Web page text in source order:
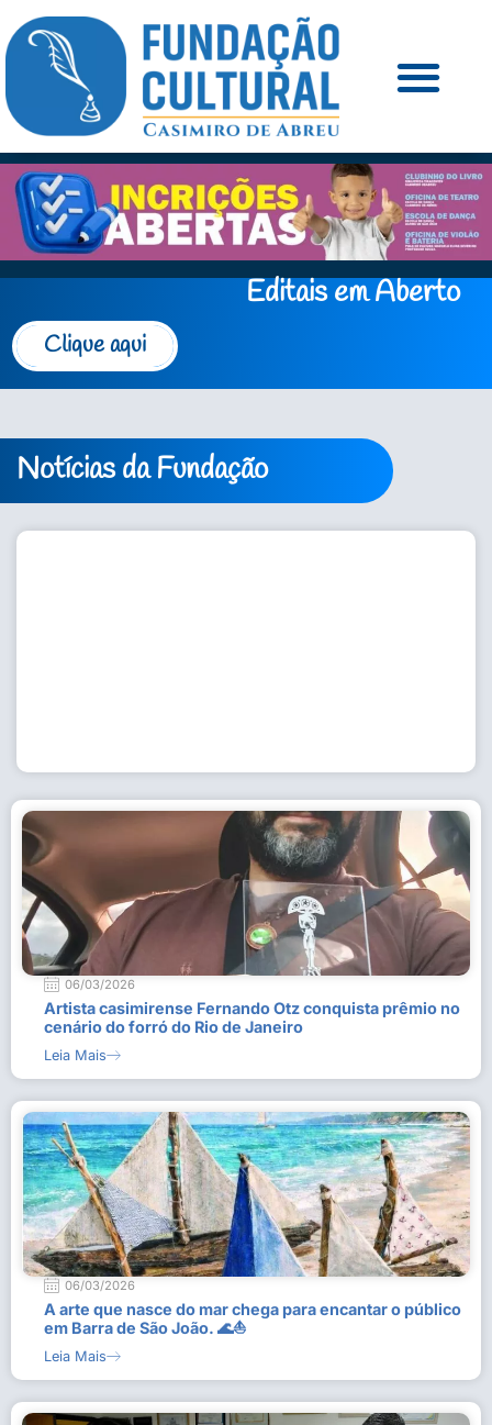
Editais em Aberto
Clique aqui
Notícias da Fundação
06/03/2026
Artista casimirense Fernando Otz conquista prêmio no
cenário do forró do Rio de Janeiro
Leia Mais
06/03/2026
A arte que nasce do mar chega para encantar o público
em Barra de São João. 🌊⛵
Leia Mais